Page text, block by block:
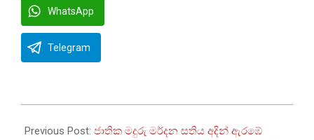
WhatsApp
Telegram
06-
Previous Post: ජාතික මදුරු මර්දන සතිය අදින් ඇරඹේ